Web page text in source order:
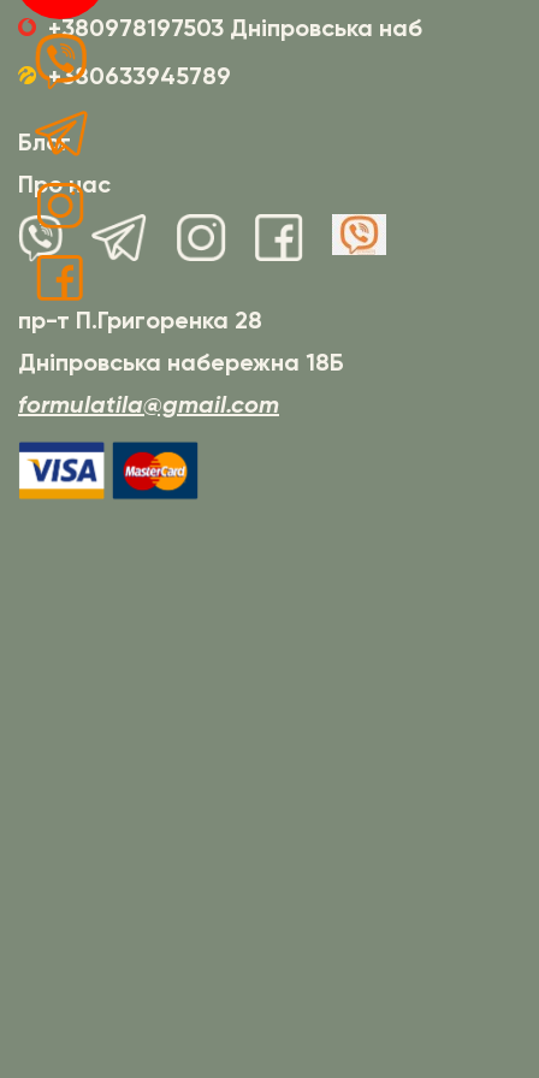
+380978197503 Дніпровська наб
+380633945789
Блог
Про нас
пр-т П.Григоренка 28
Дніпровська набережна 18Б
formulatila@gmail.com